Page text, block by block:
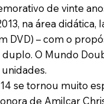
de vinte
na área
DVD) – com o
O Mundo
se tornou muito
de Amilcar